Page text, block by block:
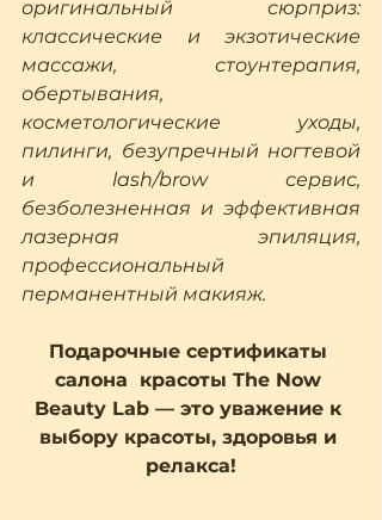
оригинальный сюрприз:
классические и экзотические
массажи, стоунтерапия,
обертывания,
косметологические уходы,
пилинги, безупречный ногтевой
и lash/brow сервис,
безболезненная и эффективная
лазерная эпиляция,
профессиональный
перманентный макияж.
Подарочные сертификаты
салонa  красоты The Now
Beauty Lab — это уважение к
выбору красоты, здоровья и
релакса!